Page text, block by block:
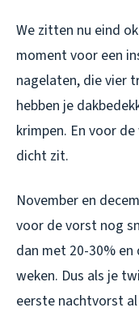
We zitten nu eind
moment voor een
nagelaten, die vier
hebben je
krimpen. En voor
dicht zit.
November en
voor de vorst nog
dan met 20-30%
weken. Dus als je
eerste nachtvorst al